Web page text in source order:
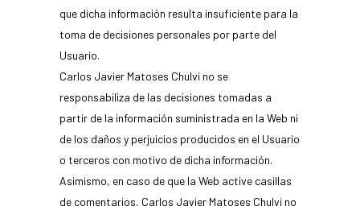
que dicha información resulta insuficiente para la
toma de decisiones personales por parte del
Usuario.
Carlos Javier Matoses Chulvi no se
responsabiliza de las decisiones tomadas a
partir de la información suministrada en la Web ni
de los daños y perjuicios producidos en el Usuario
o terceros con motivo de dicha información.
Asimismo, en caso de que la Web active casillas
de comentarios, Carlos Javier Matoses Chulvi no